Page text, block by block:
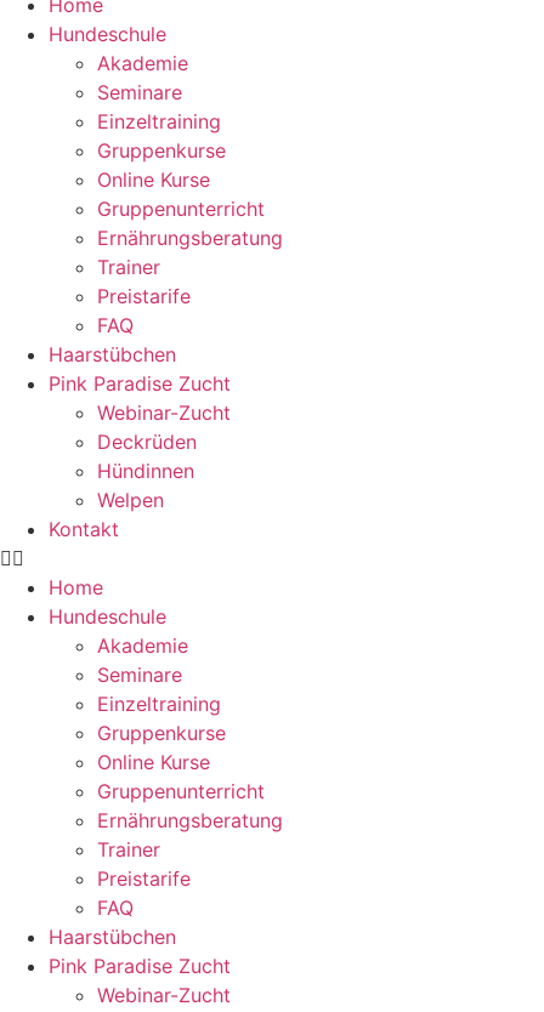
Home
Hundeschule
Akademie
Seminare
Einzeltraining
Gruppenkurse
Online Kurse
Gruppenunterricht
Ernährungsberatung
Trainer
Preistarife
FAQ
Haarstübchen
Pink Paradise Zucht
Webinar-Zucht
Deckrüden
Hündinnen
Welpen
Kontakt
Home
Hundeschule
Akademie
Seminare
Einzeltraining
Gruppenkurse
Online Kurse
Gruppenunterricht
Ernährungsberatung
Trainer
Preistarife
FAQ
Haarstübchen
Pink Paradise Zucht
Webinar-Zucht